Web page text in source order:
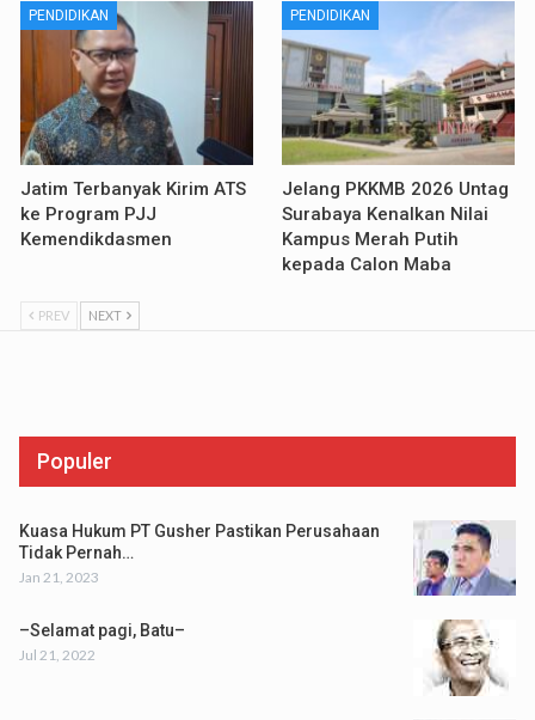
PENDIDIKAN
Jatim Terbanyak Kirim ATS
ke Program PJJ
Kemendikdasmen
PENDIDIKAN
Jelang PKKMB 2026 Untag
Surabaya Kenalkan Nilai
Kampus Merah Putih
kepada Calon Maba
PREV NEXT
Populer
Kuasa Hukum PT Gusher Pastikan Perusahaan
Tidak Pernah…
Jan 21, 2023
–Selamat pagi, Batu–
Jul 21, 2022